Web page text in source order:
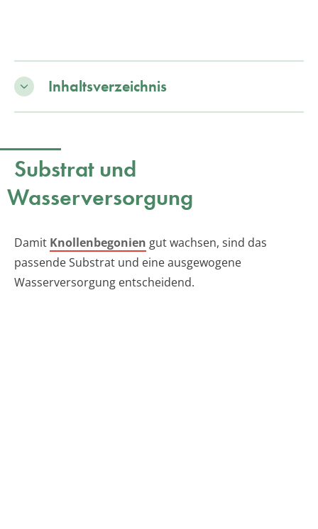
Inhaltsverzeichnis
Substrat und
Wasserversorgung
Damit Knollenbegonien gut wachsen, sind das
passende Substrat und eine ausgewogene
Wasserversorgung entscheidend.